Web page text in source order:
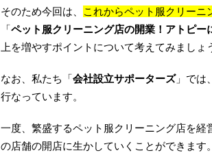
そのため今回は、 これからペット服クリーニ
「ペット服クリーニング店の開業！アトピー
上を増やすポイントについて考えてみましょ
なお、私たち「会社設立サポーターズ」では、
行なっています。
一度、繁盛するペット服クリーニング店を
の店舗の開店に生かしていくことができます。